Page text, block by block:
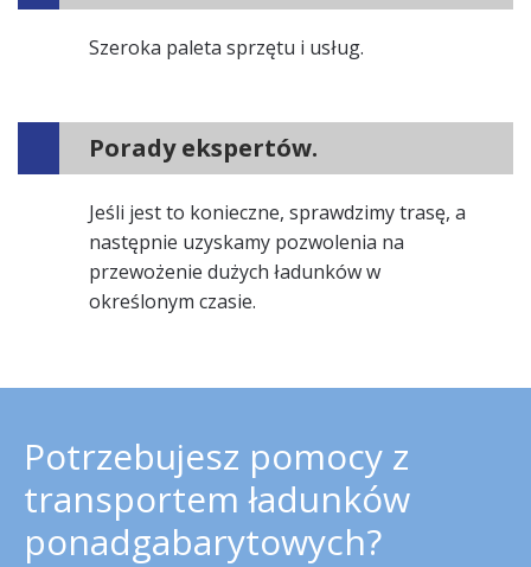
Szeroka paleta sprzętu i usług.
Porady ekspertów.
Jeśli jest to konieczne, sprawdzimy trasę, a
następnie uzyskamy pozwolenia na
przewożenie dużych ładunków w
określonym czasie.
Potrzebujesz pomocy z
transportem ładunków
ponadgabarytowych?